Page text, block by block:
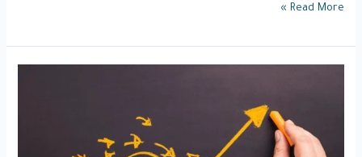
Read More »
مشروع
نبضات